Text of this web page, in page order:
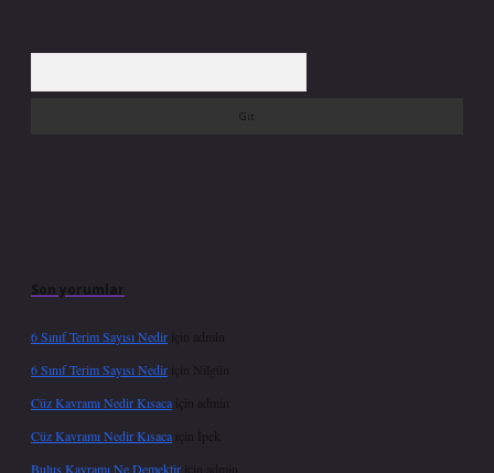
Son yorumlar
6 Sınıf Terim Sayısı Nedir için
admin
6 Sınıf Terim Sayısı Nedir için Nilgün
Cüz Kavramı Nedir Kısaca için
admin
Cüz Kavramı Nedir Kısaca için İpek
Buluş Kavramı Ne Demektir için admin